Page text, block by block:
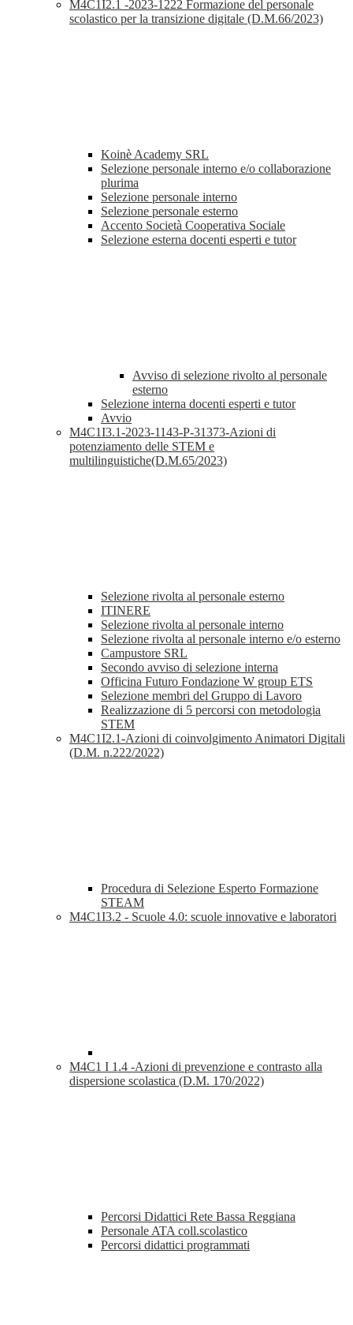
M4C1I2.1 -2023-1222 Formazione del personale
scolastico per la transizione digitale (D.M.66/2023)
Koinè Academy SRL
Selezione personale interno e/o collaborazione
plurima
Selezione personale interno
Selezione personale esterno
Accento Società Cooperativa Sociale
Selezione esterna docenti esperti e tutor
Avviso di selezione rivolto al personale
esterno
Selezione interna docenti esperti e tutor
Avvio
M4C1I3.1-2023-1143-P-31373-Azioni di
potenziamento delle STEM e
multilinguistiche(D.M.65/2023)
Selezione rivolta al personale esterno
ITINERE
Selezione rivolta al personale interno
Selezione rivolta al personale interno e/o esterno
Campustore SRL
Secondo avviso di selezione interna
Officina Futuro Fondazione W group ETS
Selezione membri del Gruppo di Lavoro
Realizzazione di 5 percorsi con metodologia
STEM
M4C1I2.1-Azioni di coinvolgimento Animatori Digitali
(D.M. n.222/2022)
Procedura di Selezione Esperto Formazione
STEAM
M4C1I3.2 - Scuole 4.0: scuole innovative e laboratori
M4C1 I 1.4 -Azioni di prevenzione e contrasto alla
dispersione scolastica (D.M. 170/2022)
Percorsi Didattici Rete Bassa Reggiana
Personale ATA coll.scolastico
Percorsi didattici programmati